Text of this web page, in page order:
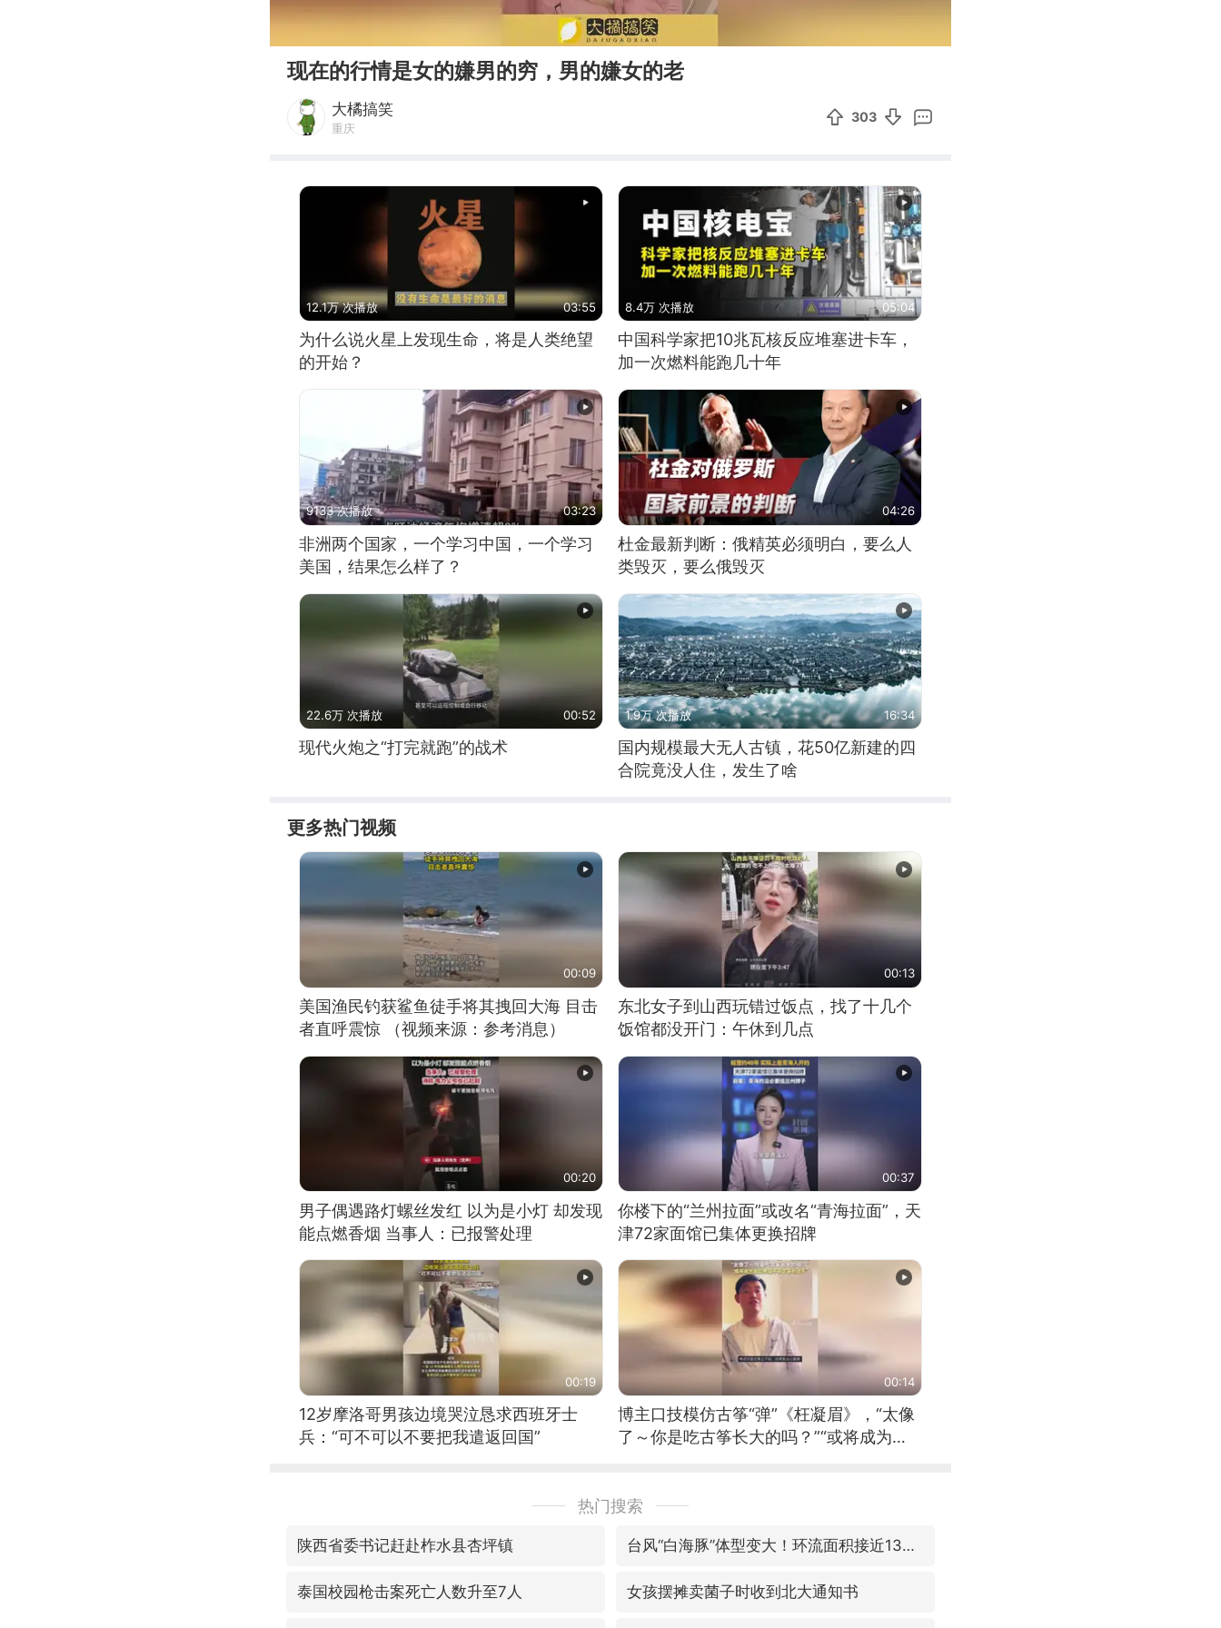
现在的行情是女的嫌男的穷，男的嫌女的老
大橘搞笑
重庆
303
12.1万 次播放 03:55
为什么说火星上发现生命，将是人类绝望
的开始？
8.4万 次播放 05:04
中国科学家把10兆瓦核反应堆塞进卡车，
加一次燃料能跑几十年
9133 次播放 03:23
非洲两个国家，一个学习中国，一个学习
美国，结果怎么样了？
04:26
杜金最新判断：俄精英必须明白，要么人
类毁灭，要么俄毁灭
22.6万 次播放 00:52
现代火炮之“打完就跑”的战术
1.9万 次播放 16:34
国内规模最大无人古镇，花50亿新建的四
合院竟没人住，发生了啥
更多热门视频
00:09
美国渔民钓获鲨鱼徒手将其拽回大海 目击
者直呼震惊 （视频来源：参考消息）
00:13
东北女子到山西玩错过饭点，找了十几个
饭馆都没开门：午休到几点
00:20
男子偶遇路灯螺丝发红 以为是小灯 却发现
能点燃香烟 当事人：已报警处理
00:37
你楼下的“兰州拉面”或改名“青海拉面”，天
津72家面馆已集体更换招牌
00:19
12岁摩洛哥男孩边境哭泣恳求西班牙士
兵：“可不可以不要把我遣返回国”
00:14
博主口技模仿古筝“弹”《枉凝眉》，“太像
了～你是吃古筝长大的吗？”“或将成为首
热门搜索
陕西省委书记赶赴柞水县杏坪镇 台风“白海豚”体型变大！环流面积接近13个浙江那么大
泰国校园枪击案死亡人数升至7人 女孩摆摊卖菌子时收到北大通知书